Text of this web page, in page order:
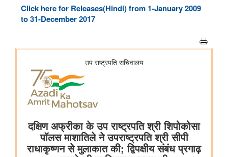
Click here for Releases(Hindi) from 1-January 2009
to 31-December 2017